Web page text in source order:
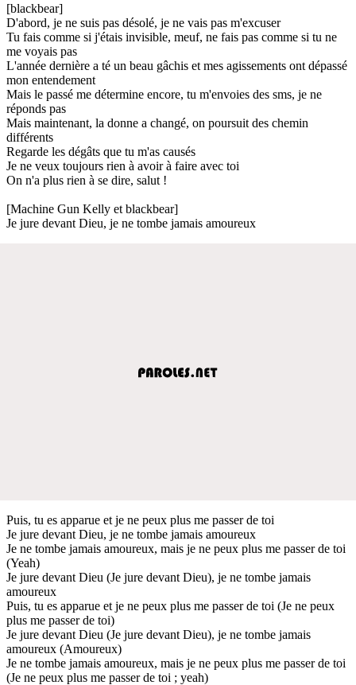
[blackbear]
D'abord, je ne suis pas désolé, je ne vais pas m'excuser
Tu fais comme si j'étais invisible, meuf, ne fais pas comme si tu ne
me voyais pas
L'année dernière a té un beau gâchis et mes agissements ont dépassé
mon entendement
Mais le passé me détermine encore, tu m'envoies des sms, je ne
réponds pas
Mais maintenant, la donne a changé, on poursuit des chemin
différents
Regarde les dégâts que tu m'as causés
Je ne veux toujours rien à avoir à faire avec toi
On n'a plus rien à se dire, salut !
[Machine Gun Kelly et blackbear]
Je jure devant Dieu, je ne tombe jamais amoureux
Puis, tu es apparue et je ne peux plus me passer de toi
Je jure devant Dieu, je ne tombe jamais amoureux
Je ne tombe jamais amoureux, mais je ne peux plus me passer de toi
(Yeah)
Je jure devant Dieu (Je jure devant Dieu), je ne tombe jamais
amoureux
Puis, tu es apparue et je ne peux plus me passer de toi (Je ne peux
plus me passer de toi)
Je jure devant Dieu (Je jure devant Dieu), je ne tombe jamais
amoureux (Amoureux)
Je ne tombe jamais amoureux, mais je ne peux plus me passer de toi
(Je ne peux plus me passer de toi ; yeah)